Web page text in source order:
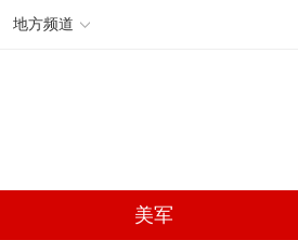
地方频道
美军